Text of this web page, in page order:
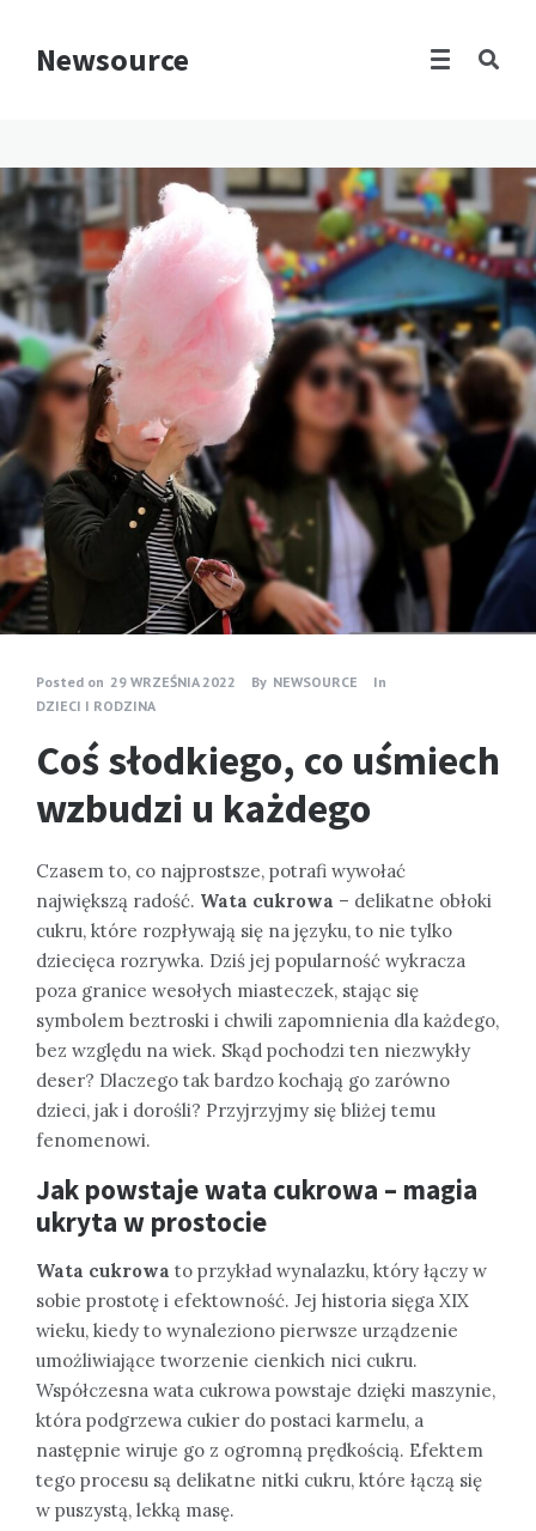
Newsource
Posted on 29 WRZEŚNIA 2022 By NEWSOURCE
In
DZIECI I RODZINA
Coś słodkiego, co uśmiech
wzbudzi u każdego
Czasem to, co najprostsze, potrafi wywołać
największą radość. Wata cukrowa – delikatne obłoki
cukru, które rozpływają się na języku, to nie tylko
dziecięca rozrywka. Dziś jej popularność wykracza
poza granice wesołych miasteczek, stając się
symbolem beztroski i chwili zapomnienia dla każdego,
bez względu na wiek. Skąd pochodzi ten niezwykły
deser? Dlaczego tak bardzo kochają go zarówno
dzieci, jak i dorośli? Przyjrzyjmy się bliżej temu
fenomenowi.
Jak powstaje wata cukrowa – magia
ukryta w prostocie
Wata cukrowa to przykład wynalazku, który łączy w
sobie prostotę i efektowność. Jej historia sięga XIX
wieku, kiedy to wynaleziono pierwsze urządzenie
umożliwiające tworzenie cienkich nici cukru.
Współczesna wata cukrowa powstaje dzięki maszynie,
która podgrzewa cukier do postaci karmelu, a
następnie wiruje go z ogromną prędkością. Efektem
tego procesu są delikatne nitki cukru, które łączą się
w puszystą, lekką masę.